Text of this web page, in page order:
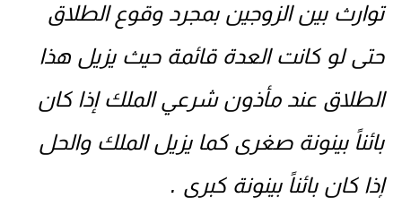
توارث بين الزوجين بمجرد وقوع الطلاق
حتى لو كانت العدة قائمة حيث يزيل هذا
الطلاق عند مأذون شرعي الملك إذا كان
بائناً بينونة صغرى كما يزيل الملك والحل
إذا كان بائناً بينونة كبرى .